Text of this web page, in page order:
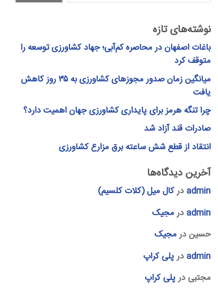
نوشته‌های تازه
باغات اصفهان در محاصره کم‌آبی؛ جهاد کشاورزی توسعه را
متوقف کرد
میانگین زمان صدور مجوزهای کشاورزی به ۳۵ روز کاهش
یافت
چرا تنگه هرمز برای پایداری کشاورزی جهان اهمیت دارد؟
صادرات قند آزاد شد
انتقاد از قطع شش ساعته برق مزارع کشاورزی
آخرین دیدگاه‌ها
admin درکال میل (کلات کلسیم)
admin درمجیک
حسیندرمجیک
admin درپلی کراپ
مجتبی درپلی کراپ